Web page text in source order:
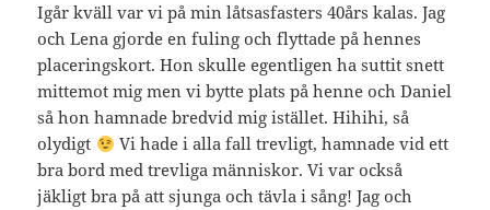
Igår kväll var vi på min låtsasfasters 40års kalas. Jag
och Lena gjorde en fuling och flyttade på hennes
placeringskort. Hon skulle egentligen ha suttit snett
mittemot mig men vi bytte plats på henne och Daniel
så hon hamnade bredvid mig istället. Hihihi, så
olydigt
Vi hade i alla fall trevligt, hamnade vid ett
bra bord med trevliga människor. Vi var också
jäkligt bra på att sjunga och tävla i sång! Jag och